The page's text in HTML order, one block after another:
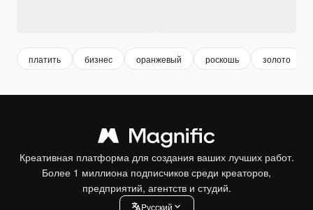
платить бизнес оранжевый роскошь золото
Креативная платформа для создания ваших лучших работ.
Более 1 миллиона подписчиков среди креаторов,
предприятий, агентств и студий.
Pусский